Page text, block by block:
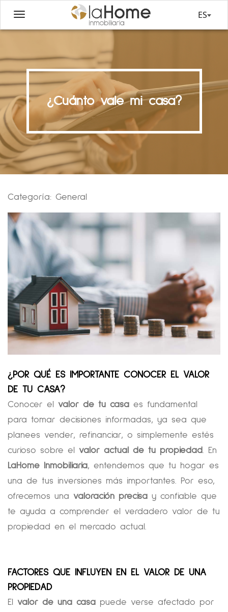
ES
¿Cuánto vale mi casa?
Categoría: General
¿POR QUÉ ES IMPORTANTE CONOCER EL VALOR
DE TU CASA?
Conocer el valor de tu casa es fundamental
para tomar decisiones informadas, ya sea que
planees vender, refinanciar, o simplemente estés
curioso sobre el valor actual de tu propiedad. En
LaHome Inmobiliaria, entendemos que tu hogar es
una de tus inversiones más importantes. Por eso,
ofrecemos una valoración precisa y confiable que
te ayuda a comprender el verdadero valor de tu
propiedad en el mercado actual.
FACTORES QUE INFLUYEN EN EL VALOR DE UNA
PROPIEDAD
El valor de una casa puede verse afectado por